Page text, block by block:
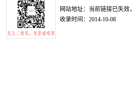
网站地址：当前链接已失效
收录时间：2014-10-08